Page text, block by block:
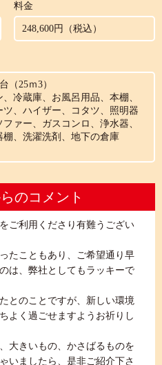
料金
248,600円（税込）
（25ｍ3）
冷蔵庫、お風呂用品、本棚、
、ハイザー、コタツ、照明器
ァー、ガスコンロ、浄水器、
、洗濯洗剤、地下の倉庫
のコメント
ご利用くださり有難うござい
たこともあり、ご希望通り早
は、弊社としてもラッキーで
とのことですが、新しい環境
よく過ごせますようお祈りし
大きいもの、かさばるものを
いましたら、是非ご紹介下さ